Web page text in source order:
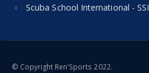
Scuba School International - SSI
© Copyright Ren'Sports 2022.